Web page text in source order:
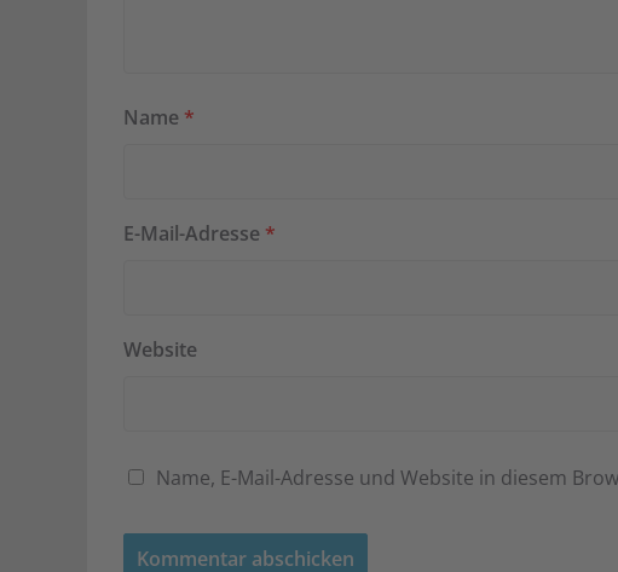
Name *
E-Mail-Adresse *
Website
Name, E-Mail-Adresse und Website in diesem